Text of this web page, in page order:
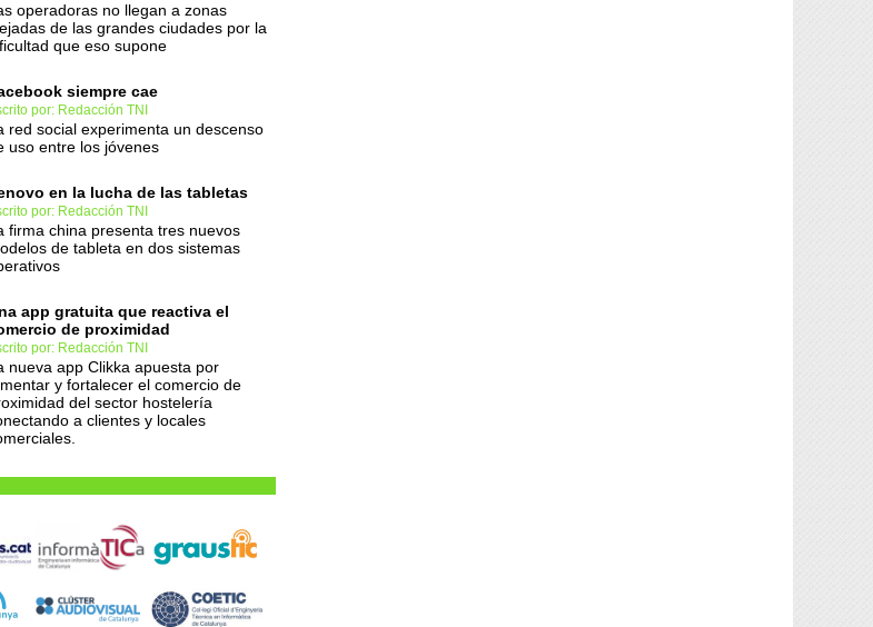
operadoras no llegan a zonas
de las grandes ciudades por la
que eso supone
siempre cae
por: Redacción TNI
red social experimenta un descenso
uso entre los jóvenes
en la lucha de las tabletas
por: Redacción TNI
firma china presenta tres nuevos
de tableta en dos sistemas
app gratuita que reactiva el
de proximidad
por: Redacción TNI
nueva app Clikka apuesta por
y fortalecer el comercio de
del sector hostelería
a clientes y locales